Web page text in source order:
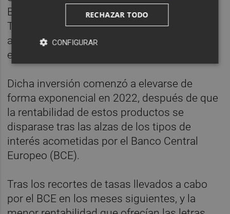
Banco de España, la inversión en letras del
Tesoro por parte de los hogares españoles
alcanzó en marzo los 23.652 millones de
euros.
Dicha inversión comenzó a elevarse de
forma exponencial en 2022, después de que
la rentabilidad de estos productos se
disparase tras las alzas de los tipos de
interés acometidas por el Banco Central
Europeo (BCE).
Tras los recortes de tasas llevados a cabo
por el BCE en los meses siguientes, y la
RECHAZAR TODO
CONFIGURAR